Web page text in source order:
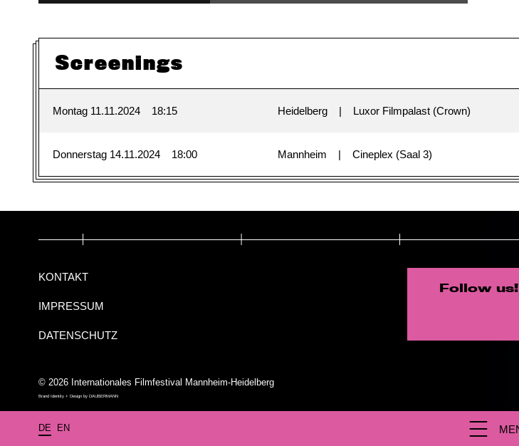
DE EN
Screenings
Montag 11.11.2024 18:15 Heidelberg Luxor Filmpalast (Crown)
Donnerstag 14.11.2024 18:00 Mannheim Cineplex (Saal 3)
KONTAKT
IMPRESSUM
DATENSCHUTZ
Follow us!
© 2026 Internationales Filmfestival Mannheim-Heidelberg
Brand Identity + Design by DAUBERMANN